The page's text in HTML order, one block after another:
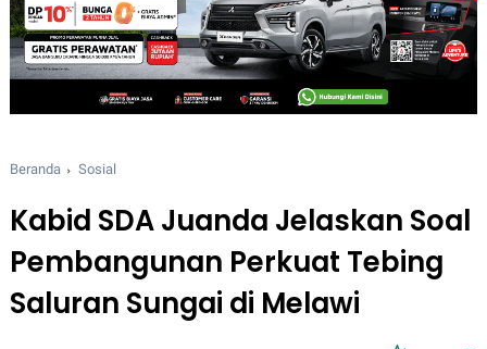
Beranda Sosial
Kabid SDA Juanda Jelaskan Soal
Pembangunan Perkuat Tebing
Saluran Sungai di Melawi